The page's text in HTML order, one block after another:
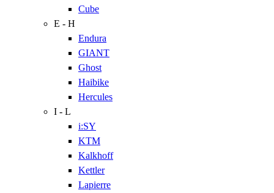
Cube
E - H
Endura
GIANT
Ghost
Haibike
Hercules
I - L
i:SY
KTM
Kalkhoff
Kettler
Lapierre